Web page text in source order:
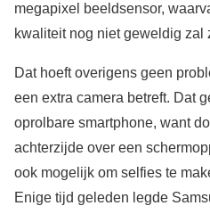
megapixel beeldsensor,
kwaliteit nog niet geweldig zal
Dat hoeft overigens geen
een extra camera betreft. Dat
oprolbare smartphone, want
achterzijde over een
ook mogelijk om selfies te
Enige tijd geleden legde